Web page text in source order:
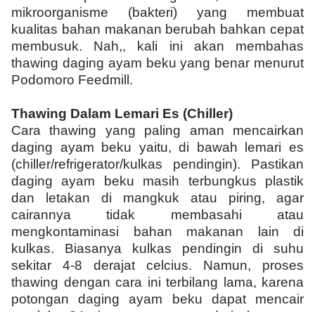
mikroorganisme (bakteri) yang membuat
kualitas bahan makanan berubah bahkan cepat
membusuk. Nah,, kali ini akan membahas
thawing daging ayam beku yang benar menurut
Podomoro Feedmill.
Thawing Dalam Lemari Es (Chiller)
Cara thawing yang paling aman mencairkan
daging ayam beku yaitu, di bawah lemari es
(chiller/refrigerator/kulkas pendingin). Pastikan
daging ayam beku masih terbungkus plastik
dan letakan di mangkuk atau piring, agar
cairannya tidak membasahi atau
mengkontaminasi bahan makanan lain di
kulkas. Biasanya kulkas pendingin di suhu
sekitar 4-8 derajat celcius. Namun, proses
thawing dengan cara ini terbilang lama, karena
potongan daging ayam beku dapat mencair